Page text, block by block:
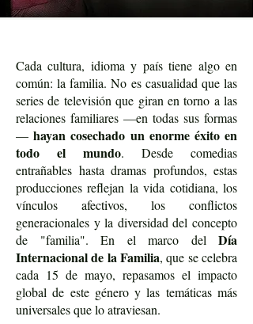
Cada cultura, idioma y país tiene algo en
común: la familia. No es casualidad que las
series de televisión que giran en torno a las
relaciones familiares —en todas sus formas
—hayan cosechado un enorme éxito en
todo el mundo. Desde comedias
entrañables hasta dramas profundos, estas
producciones reflejan la vida cotidiana, los
vínculos afectivos, los conflictos
generacionales y la diversidad del concepto
de "familia". En el marco delDía
Internacional de la Familia, que se celebra
cada 15 de mayo, repasamos el impacto
global de este género y las temáticas más
universales que lo atraviesan.